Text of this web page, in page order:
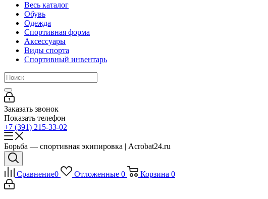
Весь каталог
Обувь
Одежда
Спортивная форма
Аксессуары
Виды спорта
Спортивный инвентарь
Заказать звонок
Показать телефон
+7 (391) 215-33-02
Борьба — спортивная экипировка | Acrobat24.ru
Сравнение0 Отложенные 0 Корзина 0